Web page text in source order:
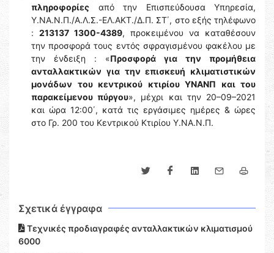
πληροφορίες από την Επισπεύδουσα Υπηρεσία,
Υ.ΝΑ.Ν.Π./Α.Λ.Σ.-ΕΛ.ΑΚΤ./Δ.Π. ΣΤ΄, στο εξής τηλέφωνο
: 213137 1300-4389, προκειμένου να καταθέσουν
την προσφορά τους εντός σφραγισμένου φακέλου με
την ένδειξη : «Προσφορά για την προμήθεια
ανταλλακτικών για την επισκευή κλιματιστικών
μονάδων του κεντρικού κτιρίου ΥΝΑΝΠ και του
παρακείμενου πύργου», μέχρι και την 20–09–2021
και ώρα 12:00΄, κατά τις εργάσιμες ημέρες & ώρες
στο Γρ. 200 του Κεντρικού Κτιρίου Υ.ΝΑ.Ν.Π.
Σχετικά έγγραφα
Τεχνικές προδιαγραφές ανταλλακτικών κλιματισμού
6000